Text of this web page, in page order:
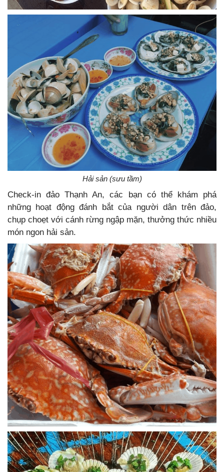
Hải sản (sưu tầm)
Check-in đảo Thạnh An, các bạn có thể khám phá
những hoạt động đánh bắt của người dân trên đảo,
chụp choẹt với cánh rừng ngập mặn, thưởng thức nhiều
món ngon hải sản.